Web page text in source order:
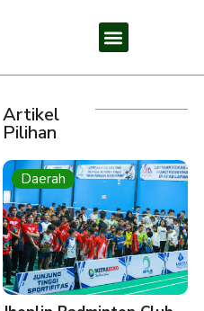
Artikel
Pilihan
Daerah